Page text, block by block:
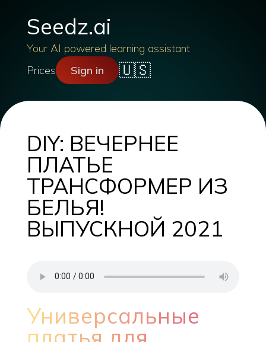
Seedz.ai
Your AI powered learning assistant
Prices
Sign in 🇺🇸
DIY: ВЕЧЕРНЕЕ
ПЛАТЬЕ
ТРАНСФОРМЕР ИЗ
БЕЛЬЯ!
ВЫПУСКНОЙ 2021
Универсальные